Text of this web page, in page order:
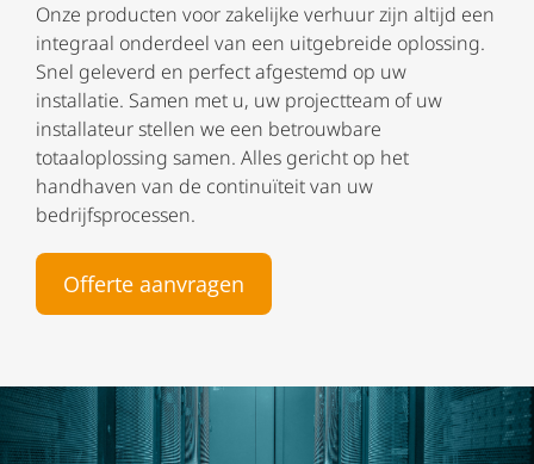
Onze producten voor zakelijke verhuur zijn altijd een
integraal onderdeel van een uitgebreide oplossing.
Snel geleverd en perfect afgestemd op uw
installatie. Samen met u, uw projectteam of uw
installateur stellen we een betrouwbare
totaaloplossing samen. Alles gericht op het
handhaven van de continuïteit van uw
bedrijfsprocessen.
Offerte aanvragen